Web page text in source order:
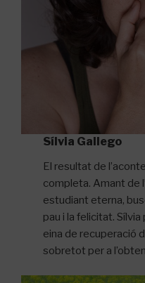
Sílvia Gallego
El resultat de
completa. Amant de
estudiant eterna,
pau i la felicitat.
eina de recuperació
sobretot per a